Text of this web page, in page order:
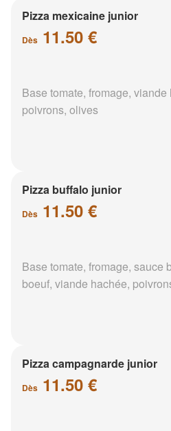
Pizza mexicaine junior
Dès 11.50 €
Base tomate, fromage,
poivrons, olives
Pizza buffalo junior
Dès 11.50 €
Base tomate, fromage, sauce
boeuf, viande hachée,
Pizza campagnarde junior
Dès 11.50 €